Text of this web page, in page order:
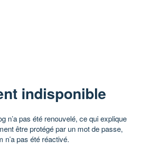
indisponible
n’a pas été renouvelé, ce qui explique
être protégé par un mot de passe,
n’a pas été réactivé.